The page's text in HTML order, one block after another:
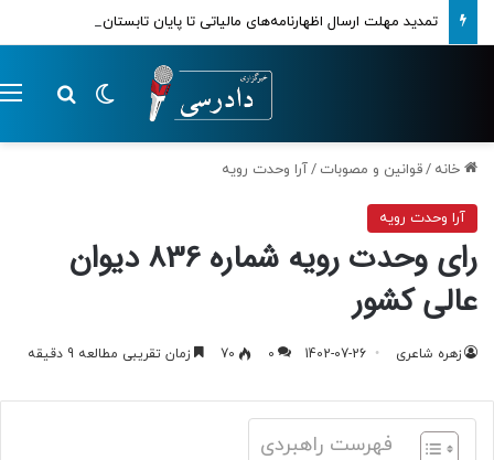
تمدید مهلت ارسال اظهارنامه‌های مالیاتی تا پایان تابستان 1405
تغییر پوسته
خانه /قوانین و مصوبات /آرا وحدت رویه
آرا وحدت رویه
رای وحدت رویه شماره 836 دیوان
عالی کشور
زهره شاعری 1402-07-26
0
70 زمان تقریبی مطالعه 9 دقیقه
فهرست راهبردی